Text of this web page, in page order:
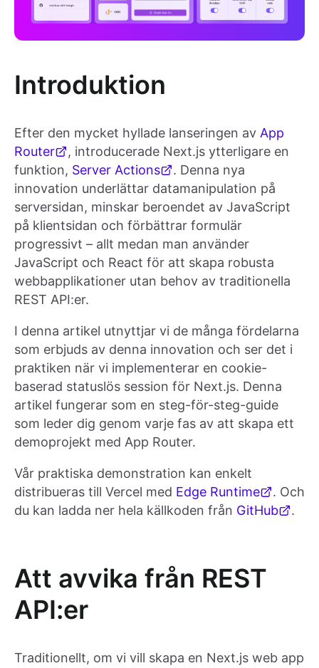
Introduktion
Efter den mycket hyllade lanseringen av App
Router
, introducerade Next.js ytterligare en
funktion, Server Actions
. Denna nya
innovation underlättar datamanipulation på
serversidan, minskar beroendet av JavaScript
på klientsidan och förbättrar formulär
progressivt – allt medan man använder
JavaScript och React för att skapa robusta
webbapplikationer utan behov av traditionella
REST API:er.
I denna artikel utnyttjar vi de många fördelarna
som erbjuds av denna innovation och ser det i
praktiken när vi implementerar en cookie-
baserad statuslös session för Next.js. Denna
artikel fungerar som en steg-för-steg-guide
som leder dig genom varje fas av att skapa ett
demoprojekt med App Router.
Vår praktiska demonstration kan enkelt
distribueras till Vercel med Edge Runtime
. Och
du kan ladda ner hela källkoden från GitHub .
Att avvika från REST
API:er
Traditionellt, om vi vill skapa en Next.js web app